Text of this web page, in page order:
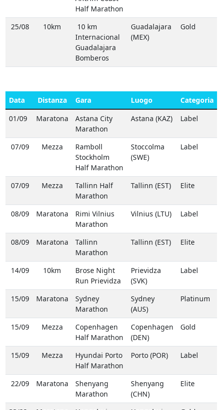
Half Marathon
25/08
10km
10 km
Internacional
Guadalajara
Bomberos
Guadalajara
(MEX)
Gold
Data Distanza Gara Luogo
Categoria
01/09
Maratona
Astana City
Marathon
Astana (KAZ) Label
07/09 Mezza
Ramboll
Stockholm
Half Marathon
Stoccolma
(SWE)
Label
07/09 Mezza
Tallinn Half
Marathon
Tallinn (EST) Elite
08/09 Maratona
Rimi Vilnius
Marathon
Vilnius (LTU) Label
08/09 Maratona
Tallinn
Marathon
Tallinn (EST) Elite
14/09 10km
Brose Night
Run Prievidza
Prievidza
(SVK)
Label
15/09 Maratona
Sydney
Marathon
Sydney
(AUS)
Platinum
15/09 Mezza
Copenhagen
Half Marathon
Copenhagen
(DEN)
Gold
15/09 Mezza
Hyundai Porto
Half Marathon
Porto (POR) Label
22/09 Maratona
Shenyang
Marathon
Shenyang
(CHN)
Elite